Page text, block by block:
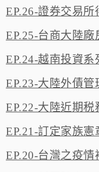
EP.26-證券交易所
EP.25-台商大陸廠
EP.24-越南投資
EP.23-大陸外債
EP.22-大陸近期
EP.21-訂定家族
EP.20-台灣之疫